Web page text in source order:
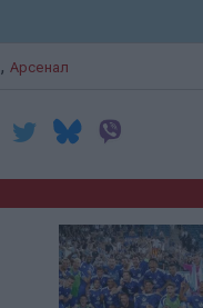
, Арсенал